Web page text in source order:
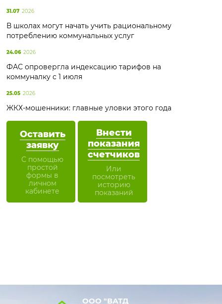
Оставить
заявку
С помощью
простой
формы в
личном
кабинете
Внести
показания
счетчиков
Или
посмотреть
историю
показаний
31.07 2026
В школах могут начать учить рациональному
потреблению коммунальных услуг
24.06 2026
ФАС опровергла индексацию тарифов на
коммуналку с 1 июля
25.05 2026
ЖКХ-мошенники: главные уловки этого года
ООО "ВАТД